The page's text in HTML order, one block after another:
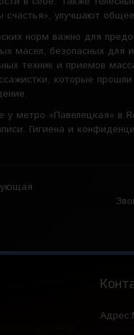
счастья», улучшают
норм важно для
масел, безопасных
техник и приемов
которые
у метро «Павелецкая» в
Гигиена и
Адрес: